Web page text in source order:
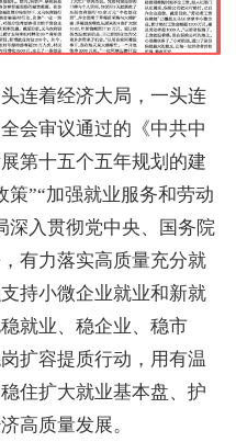
着经济大局，一头连
会审议通过的《中共中
第十五个五年规划的建
策”“加强就业服务和劳动
深入贯彻党中央、国务院
有力落实高质量充分就
持小微企业就业和新就
就业、稳企业、稳市
扩容提质行动，用有温
住扩大就业基本盘、护
高质量发展。